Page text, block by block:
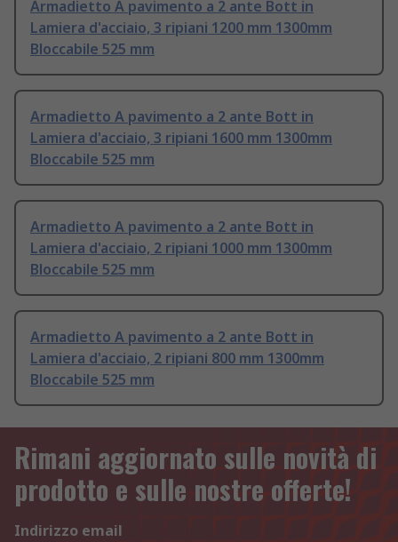
Armadietto A pavimento a 2 ante Bott in
Lamiera d'acciaio, 3 ripiani 1200 mm 1300mm
Bloccabile 525 mm
Armadietto A pavimento a 2 ante Bott in
Lamiera d'acciaio, 3 ripiani 1600 mm 1300mm
Bloccabile 525 mm
Armadietto A pavimento a 2 ante Bott in
Lamiera d'acciaio, 2 ripiani 1000 mm 1300mm
Bloccabile 525 mm
Armadietto A pavimento a 2 ante Bott in
Lamiera d'acciaio, 2 ripiani 800 mm 1300mm
Bloccabile 525 mm
Rimani aggiornato sulle novità di
prodotto e sulle nostre offerte!
Indirizzo email